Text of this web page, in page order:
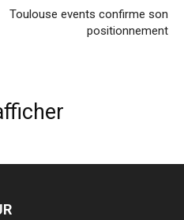
Toulouse events confirme son
positionnement